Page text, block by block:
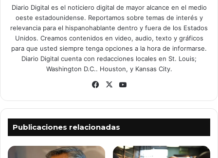
Diario Digital es el noticiero digital de mayor alcance en el medio
oeste estadounidense. Reportamos sobre temas de interés y
relevancia para el hispanohablante dentro y fuera de los Estados
Unidos. Creamos contenidos en video, audio, texto y gráficos
para que usted siempre tenga opciones a la hora de informarse.
Diario Digital cuenta con redacciones locales en St. Louis;
Washington D.C.. Houston, y Kansas City.
Fa
bo
ok
X
ub
e
Publicaciones relacionadas